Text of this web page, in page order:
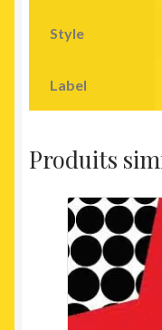
Style
Label
Produits